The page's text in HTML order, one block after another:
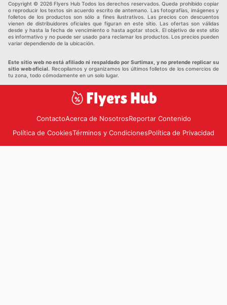
Copyright © 2026 Flyers Hub Todos los derechos reservados. Queda prohibido copiar
o reproducir los textos sin acuerdo escrito de antemano. Las fotografías, imágenes y
folletos de los productos son sólo a fines ilustrativos. Las precios con descuentos
vienen de distribuidores oficiales que figuran en este sitio. Las ofertas son válidas
desde y hasta la fecha de vencimiento o hasta agotar stock. El objetivo de este sitio
es informativo y no puede ser usado para reclamar los productos. Los precios pueden
variar dependiendo de la ubicación.
Este sitio web no está afiliado ni respaldado por Surtimax, y no pretende replicar su
sitio web oficial. Recopilamos y organizamos los últimos folletos de los comercios de
tu zona, todo cómodamente en un solo lugar.
ContactoAcerca de NosotrosReportar Contenido
Política de CookiesTérminos y CondicionesPolítica de Privacidad